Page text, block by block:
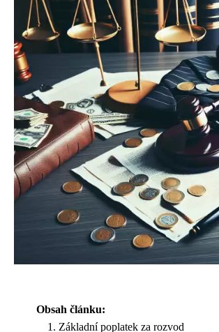
Obsah článku:
Základní poplatek za rozvod